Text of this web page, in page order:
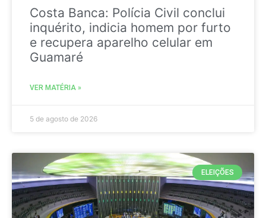
Costa Banca: Polícia Civil conclui
inquérito, indicia homem por furto
e recupera aparelho celular em
Guamaré
VER MATÉRIA »
5 de agosto de 2026
ELEIÇÕES